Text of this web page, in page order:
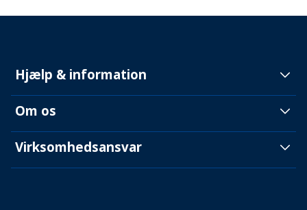
Hjælp & information
Om os
Virksomhedsansvar